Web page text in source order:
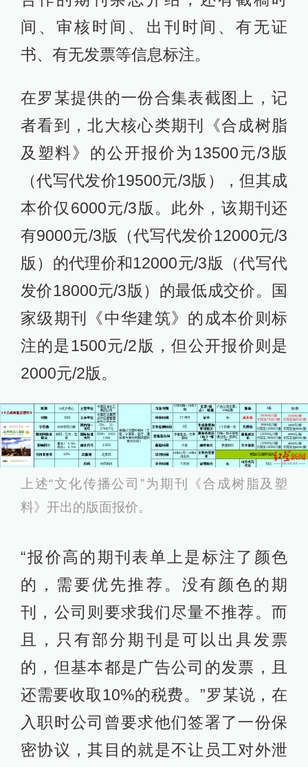
间、审核时间、出刊时间、有无证
书、有无发票等信息标注。
在罗某提供的一份合集表截图上，记
者看到，北大核心类期刊《合成树脂
及塑料》的公开报价为13500元/3版
（代写代发价19500元/3版），但其成
本价仅6000元/3版。此外，该期刊还
有9000元/3版（代写代发价12000元/3
版）的代理价和12000元/3版（代写代
发价18000元/3版）的最低成交价。国
家级期刊《中华建筑》的成本价则标
注的是1500元/2版，但公开报价则是
2000元/2版。
上述“文化传播公司”为期刊《合成树脂及塑
料》开出的版面报价。
“报价高的期刊表单上是标注了颜色
的，需要优先推荐。没有颜色的期
刊，公司则要求我们尽量不推荐。而
且，只有部分期刊是可以出具发票
的，但基本都是广告公司的发票，且
还需要收取10%的税费。”罗某说，在
入职时公司曾要求他们签署了一份保
密协议，其目的就是不让员工对外泄